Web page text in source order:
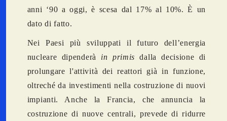
anni ‘90 a oggi, è scesa dal 17% al 10%. È un
dato di fatto.
Nei Paesi più sviluppati il futuro dell’energia
nucleare dipenderà in primis dalla decisione di
prolungare l'attività dei reattori già in funzione,
oltreché da investimenti nella costruzione di nuovi
impianti. Anche la Francia, che annuncia la
costruzione di nuove centrali, prevede di ridurre